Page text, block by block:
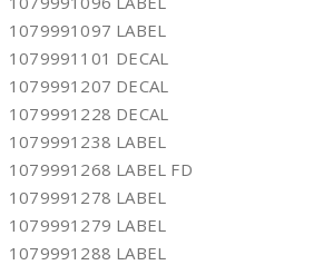
1079991097 LABEL
1079991101 DECAL
1079991207 DECAL
1079991228 DECAL
1079991238 LABEL
1079991268 LABEL FD
1079991278 LABEL
1079991279 LABEL
1079991288 LABEL